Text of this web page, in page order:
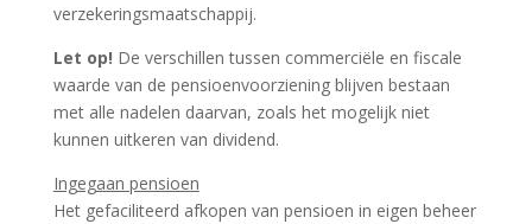
verzekeringsmaatschappij.
Let op! De verschillen tussen commerciële en fiscale
waarde van de pensioenvoorziening blijven bestaan
met alle nadelen daarvan, zoals het mogelijk niet
kunnen uitkeren van dividend.
Ingegaan pensioen
Het gefaciliteerd afkopen van pensioen in eigen beheer